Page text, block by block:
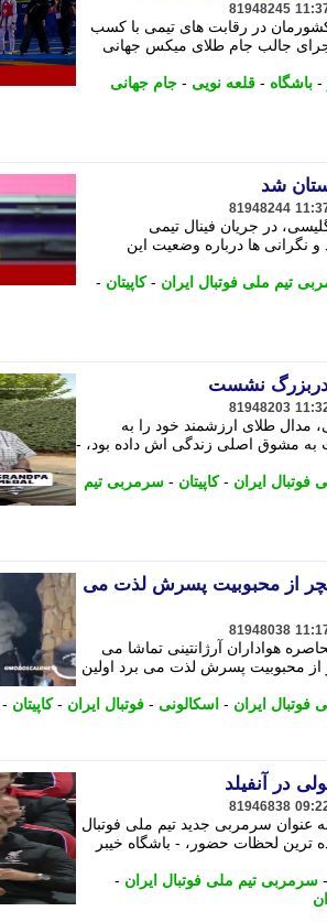
81948245
در رقابت های تیمی با کسب
جالب جام طلای میکس جهانی
- باشگاه - قلعه نویی - جام جهانی
شد
81948244
لنگتون ژیمناست 19 ساله انگلیسی، در جریان فینال تیمی
نگرانی ها درباره وضعیت این
تیم ملی فوتبال ایران -کاپیتان -
نشست
81948203
مدال طلای ارزشمند خود را به
به مشوق اصلی زندگی اش داده بود، -
ایران -کاپیتان - سرمربی تیم
از محبوبیت پسرش لذت می
81948038
هواداران آرژانتینی تماشا می
از محبوبیت پسرش لذت می برد اولین
ایران - اسکالونی - فوتبال ایران -کاپیتان -
در آنفیلد
81946838
عنوان سرمربی جدید تیم ملی فوتبال
ترین لحظات حضور، - باشگاه خیبر
- سرمربی تیم ملی فوتبال ایران -